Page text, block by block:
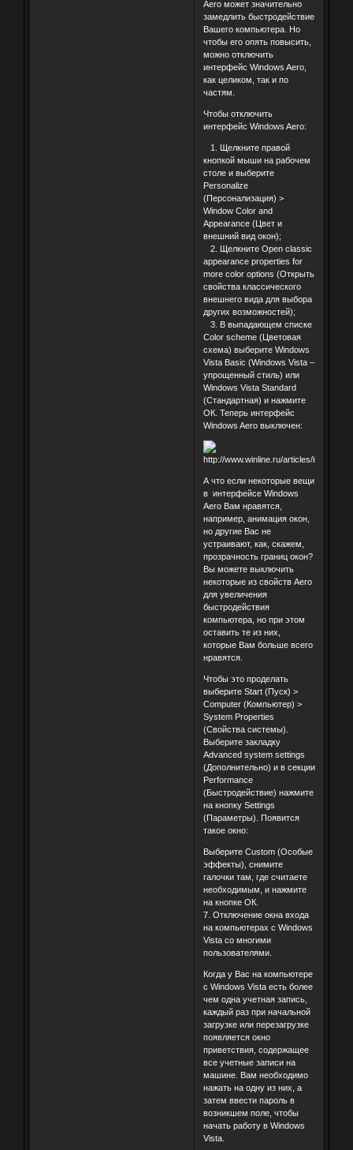
Aero может значительно
замедлить быстродействие
Вашего компьютера. Но
чтобы его опять повысить,
можно отключить
интерфейс Windows Aero,
как целиком, так и по
частям.
Чтобы отключить
интерфейс Windows Aero:
1. Щелкните правой
кнопкой мыши на рабочем
столе и выберите
Personalize
(Персонализация) >
Window Color and
Appearance (Цвет и
внешний вид окон);
2. Щелкните Open classic
appearance properties for
more color options (Открыть
свойства классического
внешнего вида для выбора
других возможностей);
3. В выпадающем списке
Color scheme (Цветовая
схема) выберите Windows
Vista Basic (Windows Vista –
упрощенный стиль) или
Windows Vista Standard
(Стандартная) и нажмите
ОК. Теперь интерфейс
Windows Aero выключен:
А что если некоторые вещи
в интерфейсе Windows
Aero Вам нравятся,
например, анимация окон,
но другие Вас не
устраивают, как, скажем,
прозрачность границ окон?
Вы можете выключить
некоторые из свойств Aero
для увеличения
быстродействия
компьютера, но при этом
оставить те из них,
которые Вам больше всего
нравятся.
Чтобы это проделать
выберите Start (Пуск) >
Computer (Компьютер) >
System Properties
(Свойства системы).
Выберите закладку
Advanced system settings
(Дополнительно) и в секции
Performance
(Быстродействие) нажмите
на кнопку Settings
(Параметры). Появится
такое окно:
Выберите Custom (Особые
эффекты), снимите
галочки там, где считаете
необходимым, и нажмите
на кнопке ОК.
7. Отключение окна входа
на компьютерах с Windows
Vista со многими
пользователями.
Когда у Вас на компьютере
с Windows Vista есть более
чем одна учетная запись,
каждый раз при начальной
загрузке или перезагрузке
появляется окно
приветствия, содержащее
все учетные записи на
машине. Вам необходимо
нажать на одну из них, а
затем ввести пароль в
возникшем поле, чтобы
начать работу в Windows
Vista.